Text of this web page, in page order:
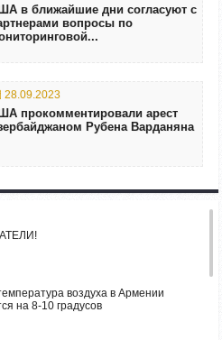
в ближайшие дни согласуют с
вопросы по
28.09.2023
прокомментировали арест
Рубена Варданяна
воздуха в Армении
на 8-10 градусов